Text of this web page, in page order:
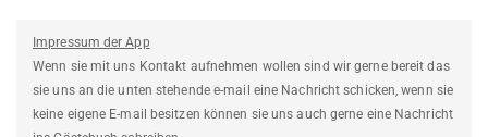
Impressum der App
Wenn sie mit uns Kontakt aufnehmen wollen sind wir gerne bereit das
sie uns an die unten stehende e-mail eine Nachricht schicken, wenn sie
keine eigene E-mail besitzen können sie uns auch gerne eine Nachricht